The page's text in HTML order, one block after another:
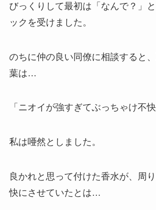
びっくりして最初は「なんで？」
ックを受けました。
のちに仲の良い同僚に相談すると
葉は…
「ニオイが強すぎてぶっちゃけ不快
私は唖然としました。
良かれと思って付けた香水が、周
快にさせていたとは…